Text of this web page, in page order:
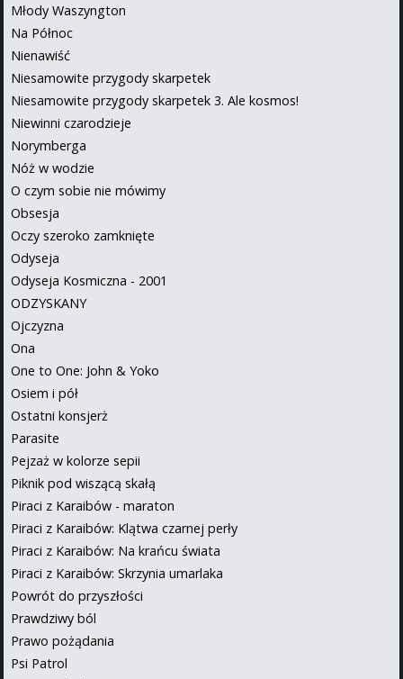
Młody Waszyngton
Na Północ
Nienawiść
Niesamowite przygody skarpetek
Niesamowite przygody skarpetek 3. Ale kosmos!
Niewinni czarodzieje
Norymberga
Nóż w wodzie
O czym sobie nie mówimy
Obsesja
Oczy szeroko zamknięte
Odyseja
Odyseja Kosmiczna - 2001
ODZYSKANY
Ojczyzna
Ona
One to One: John & Yoko
Osiem i pół
Ostatni konsjerż
Parasite
Pejzaż w kolorze sepii
Piknik pod wiszącą skałą
Piraci z Karaibów - maraton
Piraci z Karaibów: Klątwa czarnej perły
Piraci z Karaibów: Na krańcu świata
Piraci z Karaibów: Skrzynia umarlaka
Powrót do przyszłości
Prawdziwy ból
Prawo pożądania
Psi Patrol